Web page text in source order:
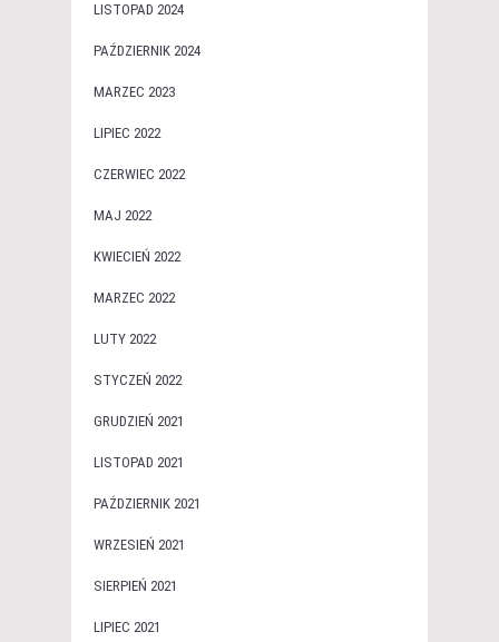
LISTOPAD 2024
PAŹDZIERNIK 2024
MARZEC 2023
LIPIEC 2022
CZERWIEC 2022
MAJ 2022
KWIECIEŃ 2022
MARZEC 2022
LUTY 2022
STYCZEŃ 2022
GRUDZIEŃ 2021
LISTOPAD 2021
PAŹDZIERNIK 2021
WRZESIEŃ 2021
SIERPIEŃ 2021
LIPIEC 2021